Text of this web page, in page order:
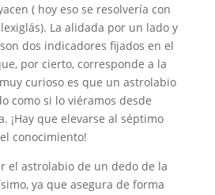
( hoy eso se resolvería con
La alidada por un lado y
dos indicadores fijados en el
por cierto, corresponde a la
curioso es que un astrolabio
como si lo viéramos desde
¡Hay que elevarse al séptimo
conocimiento!
el astrolabio de un dedo de la
ya que asegura de forma